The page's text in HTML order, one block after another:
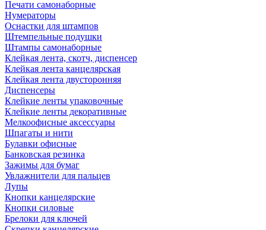
Печати самонаборные
Нумераторы
Оснастки для штампов
Штемпельные подушки
Штампы самонаборные
Клейкая лента, скотч, диспенсер
Клейкая лента канцелярская
Клейкая лента двусторонняя
Диспенсеры
Клейкие ленты упаковочные
Клейкие ленты декоративные
Мелкоофисные аксессуары
Шпагаты и нити
Булавки офисные
Банковская резинка
Зажимы для бумаг
Увлажнители для пальцев
Лупы
Кнопки канцелярские
Кнопки силовые
Брелоки для ключей